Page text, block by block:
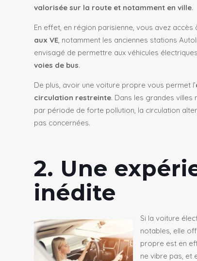
valorisée sur la route et notamment en ville.
En effet, en région parisienne, vous avez accès
aux VE, notamment les anciennes stations
envisagé de permettre aux véhicules
voies de bus.
De plus, avoir une voiture propre vous permet l’
circulation restreinte. Dans les grandes villes
par période de forte pollution, la circulation
pas concernées.
2. Une
inédite
Si la voiture
notables, elle
propre est en
ne vibre pas, et